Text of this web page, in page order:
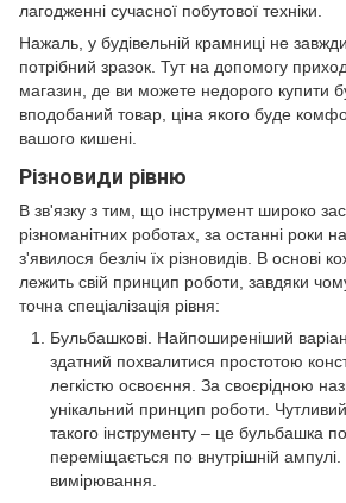
лагодженні сучасної побутової техніки.
Нажаль, у будівельній крамниці не
потрібний зразок. Тут на допомогу
магазин, де ви можете недорого купити
вподобаний товар, ціна якого буде
вашого кишені.
Різновиди рівню
В зв'язку з тим, що інструмент широко
різноманітних роботах, за останні роки
з'явилося безліч їх різновидів. В основі
лежить свій принцип роботи, завдяки
точна спеціалізація рівня:
Бульбашкові. Найпоширеніший
здатний похвалитися простотою
легкістю освоєння. За своєрідною
унікальний принцип роботи.
такого інструменту – це бульбашка
переміщається по внутрішній
вимірювання.